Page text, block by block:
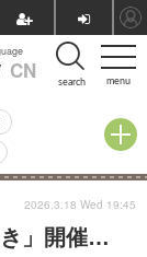
menu
CN search
受験
き」開催…
2026.3.18 Wed 19:45